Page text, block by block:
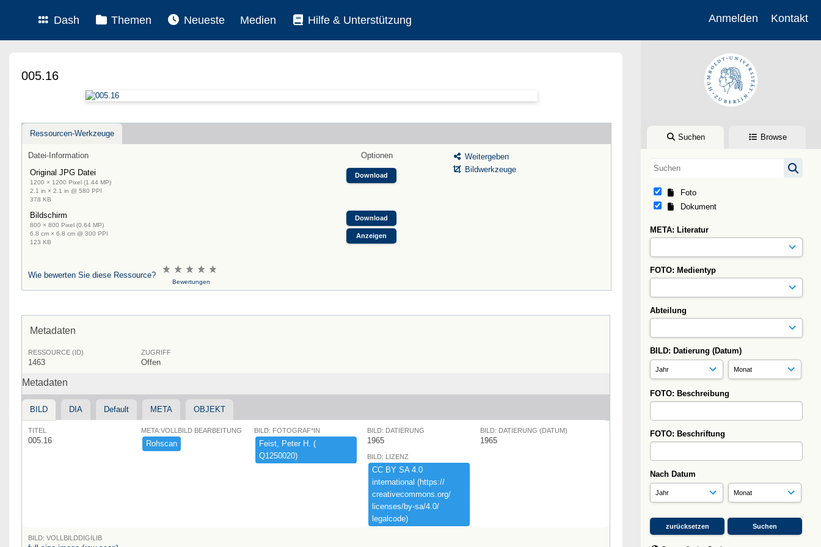
Dash Themen Neueste Medien Hilfe & Unterstützung Anmelden Kontakt
Suchen Browse
Foto
Dokument
META: Literatur
FOTO: Medientyp
Abteilung
BILD: Datierung (Datum)
FOTO: Beschreibung
FOTO: Beschriftung
Nach Datum
005.16
Ressourcen-Werkzeuge
Datei-Information
Optionen
Original JPG Datei
1200 × 1200 Pixel (1.44 MP)
2.1 in × 2.1 in @ 580 PPI
378 KB
Download
Bildschirm
800 × 800 Pixel (0.64 MP)
6.8 cm × 6.8 cm @ 300 PPI
123 KB
Download
Anzeigen
Weitergeben
Bildwerkzeuge
Wie bewerten Sie diese Ressource?
Bewertungen
Metadaten
RESSOURCE (ID)
1463
ZUGRIFF
Offen
Metadaten
BILD DIA Default META OBJEKT
TITEL
005.16
META:VOLLBILD BEARBEITUNG
Rohscan
BILD: FOTOGRAF*IN
Feist,​ ​Peter ​H.​ ​(​
Q1250020)​
BILD: DATIERUNG
1965
BILD: DATIERUNG (DATUM)
1965
BILD: LIZENZ
CC ​BY ​SA ​4.​0 ​
international ​(​https:​/​/​
creativecommons.​org/​
licenses/​by-​sa/​4.​0/​
legalcode)​
BILD: VOLLBILDDIGILIB